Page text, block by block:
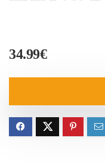
34.99€